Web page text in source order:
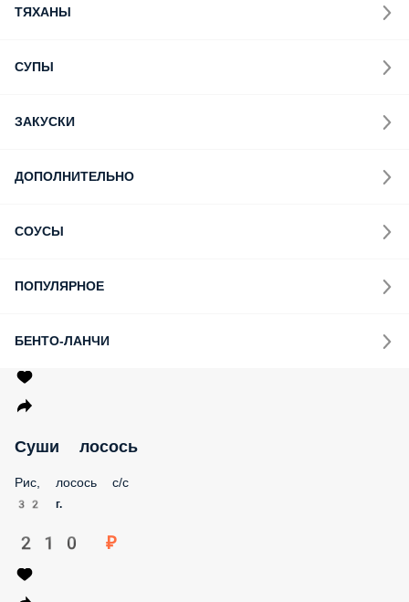
ТЯХАНЫ
СУПЫ
ЗАКУСКИ
ДОПОЛНИТЕЛЬНО
СОУСЫ
ПОПУЛЯРНОЕ
БЕНТО-ЛАНЧИ
Суши лосось
Рис, лосось с/с
32 г.
210 ₽